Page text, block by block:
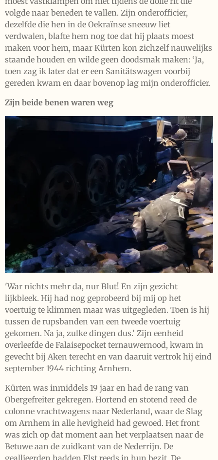
volgde naar beneden te vallen. Zijn onderofficier,
dezelfde die hen in de Oekraïnse sneeuw liet
verdwalen, blafte hem nog toe dat hij plaats moest
maken voor hem, maar Kürten kon zichzelf nauwelijks
staande houden en wilde geen doodsmak maken: ‘Ja,
toen zag ik later dat er een Sanitätswagen voorbij
gereden kwam en daar bovenop lag mijn onderofficier.
Zijn beide benen waren weg
'War nichts mehr da, nur Blut! En zijn gezicht
lijkbleek. Hij had nog geprobeerd bij mij op het
voertuig te klimmen maar was uitgegleden. Toen is hij
tussen de rupsbanden van een tweede voertuig
gekomen. Na ja, zulke dingen dus.’ Zijn eenheid
overleefde de Falaisepocket ternauwernood, kwam in
gevecht bij Aken terecht en van daaruit vertrok hij eind
september 1944 richting Arnhem.
Kürten was inmiddels 19 jaar en had de rang van
Obergefreiter gekregen. Hortend en stotend reed de
colonne vrachtwagens naar Nederland, waar de Slag
om Arnhem in alle hevigheid had gewoed. Het front
was zich op dat moment aan het verplaatsen naar de
Betuwe aan de zuidkant van de Nederrijn. De
geallieerden hadden Elst reeds in hun bezit. De